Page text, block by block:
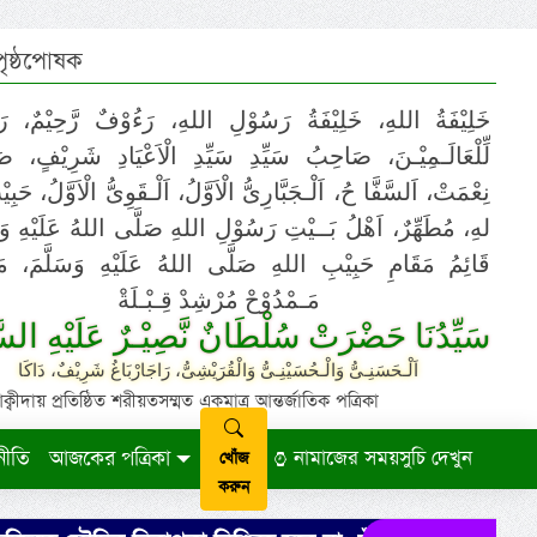
خَلِيْفَةُ اللهِ، خَلِيْفَةُ رَسُوْلِ اللهِ، رَءُوْفٌ رَّحِيْمٌ،
لِّلْعَالَـمِيْـنَ، صَاحِبُ سَيِّدِ سَيِّدِ الْاَعْيَادِ شَرِيْفٍ،
نِعْمَتْ، اَلسَّفَّا حُ، اَلْـجَبَّارِىُّ الْاَوَّلُ، اَلْـقَوِىُّ الْاَوَّلُ،
لهِ، مُطَهِّرٌ، اَهْلُ بَــيْتِ رَسُوْلِ اللهِ صَلَّى اللهُ عَلَيْهِ
قَائِمُ مَقَامِ حَبِيْبِ اللهِ صَلَّى اللهُ عَلَيْهِ وَسَلَّمَ،
مَـمْدُوْحْ مُرْشِدْ قِـبْـلَةْ
سَيِّدُنَا حَضْرَتْ سُلْطَانٌ نَّصِيْـرٌ عَلَيْهِ
اَلْـحَسَنِـىُّ وَالْـحُسَيْنِـىُّ وَالْقُرَيْشِىُّ، رَاجَارْبَاغُ شَرِيْفٌ، دَاكَا
প্রতিষ্ঠিত শরীয়তসম্মত একমাত্র আন্তর্জাতিক পত্রিকা
আজকের পত্রিকা
খোঁজ
করুন
নামাজের সময়সুচি দেখুন